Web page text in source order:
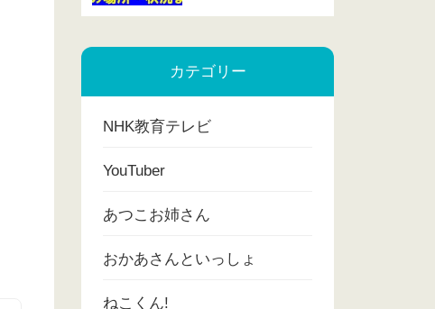
カテゴリー
NHK教育テレビ
YouTuber
あつこお姉さん
おかあさんといっしょ
ねこくん!